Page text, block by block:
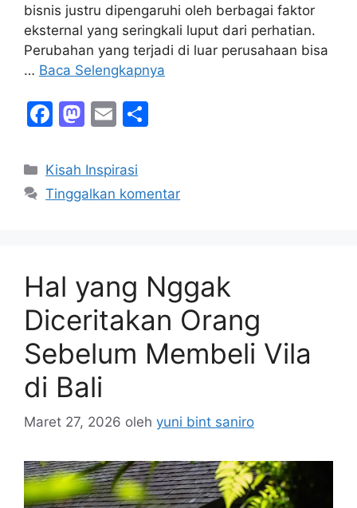
bisnis justru dipengaruhi oleh berbagai faktor
eksternal yang seringkali luput dari perhatian.
Perubahan yang terjadi di luar perusahaan bisa
… Baca Selengkapnya
F
c
e
k
M
st
o
E
ai
l
e
Kategori
Kisah Inspirasi
Tinggalkan komentar
Hal yang Nggak
Diceritakan Orang
Sebelum Membeli Vila
di Bali
Maret 27, 2026 oleh yuni bint saniro